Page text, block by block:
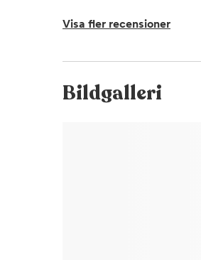
Visa fler recensioner
Bildgalleri